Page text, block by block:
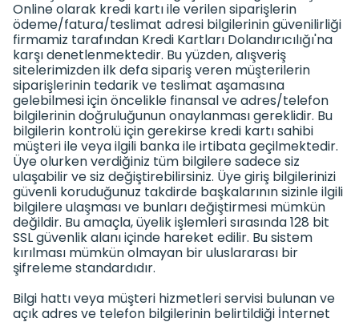
Online olarak kredi kartı ile verilen siparişlerin
ödeme/fatura/teslimat adresi bilgilerinin güvenilirliği
firmamiz tarafından Kredi Kartları Dolandırıcılığı'na
karşı denetlenmektedir. Bu yüzden, alışveriş
sitelerimizden ilk defa sipariş veren müşterilerin
siparişlerinin tedarik ve teslimat aşamasına
gelebilmesi için öncelikle finansal ve adres/telefon
bilgilerinin doğruluğunun onaylanması gereklidir. Bu
bilgilerin kontrolü için gerekirse kredi kartı sahibi
müşteri ile veya ilgili banka ile irtibata geçilmektedir.
Üye olurken verdiğiniz tüm bilgilere sadece siz
ulaşabilir ve siz değiştirebilirsiniz. Üye giriş bilgilerinizi
güvenli koruduğunuz takdirde başkalarının sizinle ilgili
bilgilere ulaşması ve bunları değiştirmesi mümkün
değildir. Bu amaçla, üyelik işlemleri sırasında 128 bit
SSL güvenlik alanı içinde hareket edilir. Bu sistem
kırılması mümkün olmayan bir uluslararası bir
şifreleme standardıdır.
Bilgi hattı veya müşteri hizmetleri servisi bulunan ve
açık adres ve telefon bilgilerinin belirtildiği İnternet